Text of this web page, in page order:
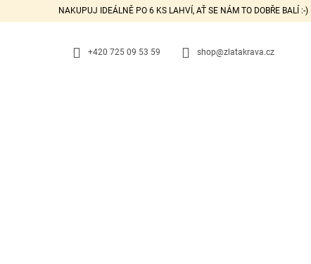
NAKUPUJ IDEÁLNĚ PO 6 KS LAHVÍ, AŤ SE NÁM TO DOBŘE BALÍ :-)
+420 725 09 53 59 shop@zlatakrava.cz
O